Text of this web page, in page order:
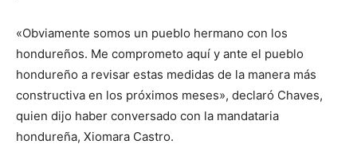
«Obviamente somos un pueblo hermano con los
hondureños. Me comprometo aquí y ante el pueblo
hondureño a revisar estas medidas de la manera más
constructiva en los próximos meses», declaró Chaves,
quien dijo haber conversado con la mandataria
hondureña, Xiomara Castro.